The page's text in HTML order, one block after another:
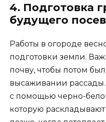
4. Подготовка
будущего
Работы в огороде
подготовки земли.
почву, чтобы потом
высаживании
с помощью черно-
которую